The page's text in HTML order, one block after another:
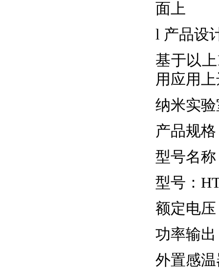
面上
l 产品设
基于以
用应用
纳米实
产品规格
型号名
型号：
额定电
功率输
外置感